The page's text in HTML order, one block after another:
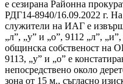
е сезирана Районна
РДГ14-8940/16.09.2022 г.
служители на ИАГ е
„л”, „у” и „о”, 9112 „л”,
общинска собственост на
9113, „у” и „о” е
непосредствено около
зона от 15 м., съгласно